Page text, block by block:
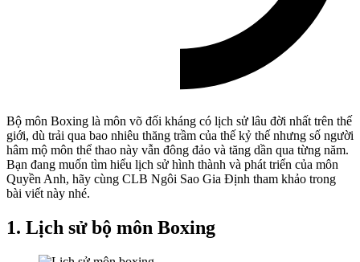
Bộ môn Boxing là môn võ đối kháng có lịch sử lâu đời nhất trên thế
giới, dù trải qua bao nhiêu thăng trầm của thế kỷ thế nhưng số người
hâm mộ môn thể thao này vẫn đông đảo và tăng dần qua từng năm.
Bạn đang muốn tìm hiểu lịch sử hình thành và phát triển của môn
Quyền Anh, hãy cùng CLB Ngôi Sao Gia Định tham khảo trong
bài viết này nhé.
1. Lịch sử bộ môn Boxing